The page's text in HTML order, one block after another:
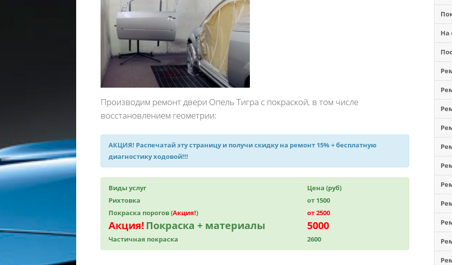
Производим ремонт двери Опель Тигра с покраской, в том числе
восстановлением геометрии:
АКЦИЯ! Распечатай эту страницу и получискидку на ремонт 15%+ бесплатную
диагностику ходовой!!!
Виды услуг
Цена (руб)
Рихтовка
от 1500
Покраска порогов (Акция!) от 2500
Акция!Покраска + материалы 5000
Частичная покраска 2600
На